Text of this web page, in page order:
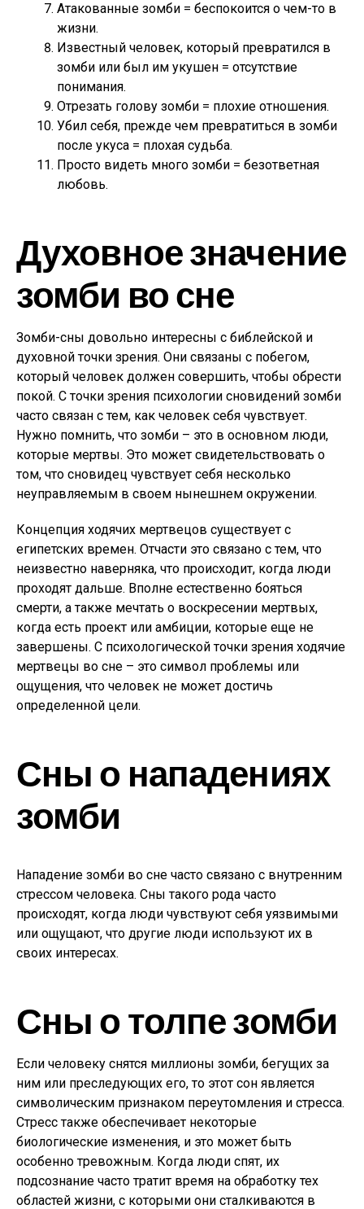
Атакованные зомби = беспокоится о чем-то в
жизни.
Известный человек, который превратился в
зомби или был им укушен = отсутствие
понимания.
Отрезать голову зомби = плохие отношения.
Убил себя, прежде чем превратиться в зомби
после укуса = плохая судьба.
Просто видеть много зомби = безответная
любовь.
Духовное значение
зомби во сне
Зомби-сны довольно интересны с библейской и
духовной точки зрения. Они связаны с побегом,
который человек должен совершить, чтобы обрести
покой. С точки зрения психологии сновидений зомби
часто связан с тем, как человек себя чувствует.
Нужно помнить, что зомби – это в основном люди,
которые мертвы. Это может свидетельствовать о
том, что сновидец чувствует себя несколько
неуправляемым в своем нынешнем окружении.
Концепция ходячих мертвецов существует с
египетских времен. Отчасти это связано с тем, что
неизвестно наверняка, что происходит, когда люди
проходят дальше. Вполне естественно бояться
смерти, а также мечтать о воскресении мертвых,
когда есть проект или амбиции, которые еще не
завершены. С психологической точки зрения ходячие
мертвецы во сне – это символ проблемы или
ощущения, что человек не может достичь
определенной цели.
Сны о нападениях
зомби
Нападение зомби во сне часто связано с внутренним
стрессом человека. Сны такого рода часто
происходят, когда люди чувствуют себя уязвимыми
или ощущают, что другие люди используют их в
своих интересах.
Сны о толпе зомби
Если человеку снятся миллионы зомби, бегущих за
ним или преследующих его, то этот сон является
символическим признаком переутомления и стресса.
Стресс также обеспечивает некоторые
биологические изменения, и это может быть
особенно тревожным. Когда люди спят, их
подсознание часто тратит время на обработку тех
областей жизни, с которыми они сталкиваются в